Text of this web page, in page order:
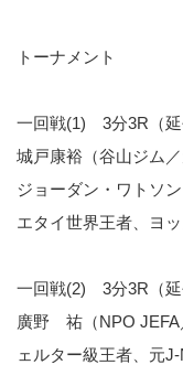
トーナメント
一回戦(1) 3分3R（延
城戸康裕（谷山ジム
ジョーダン・ワトソ
エタイ世界王者、ヨ
一回戦(2) 3分3R（延
廣野 祐（NPO JEFA
ェルター級王者、元